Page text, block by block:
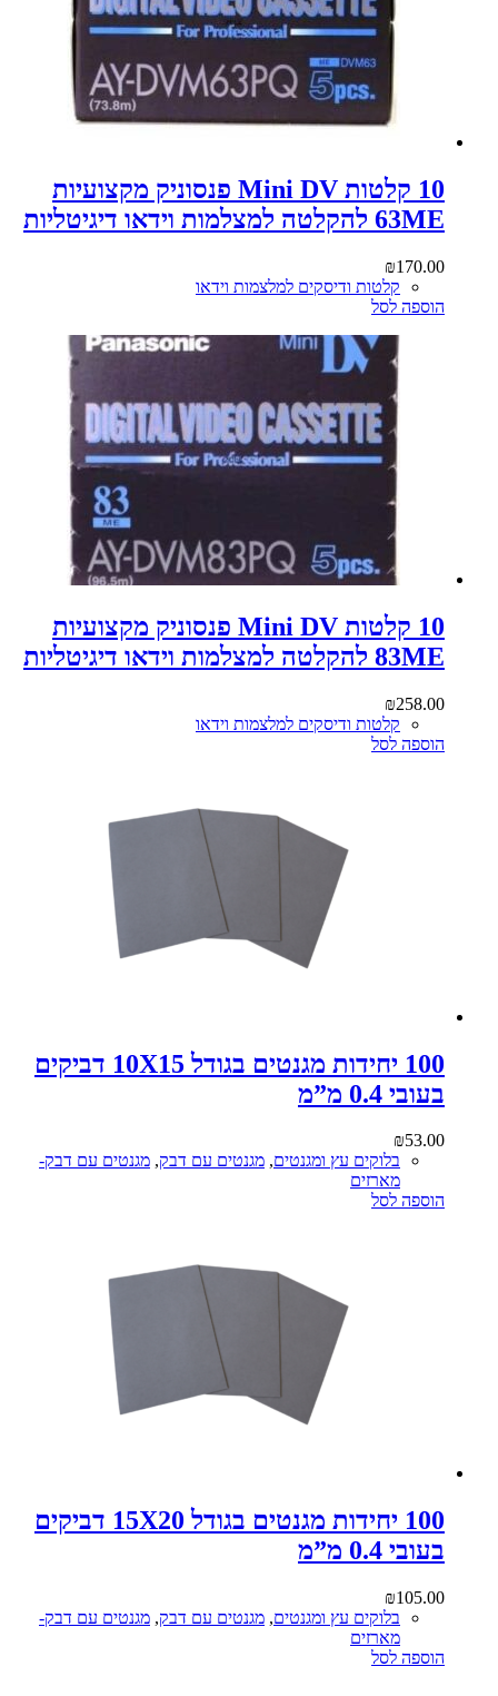
10 קלטות Mini DV פנסוניק מקצועיות
63ME להקלטה למצלמות וידאו דיגיטליות
₪170.00
קלטות ודיסקים למלצמות וידאו
הוספה לסל
10 קלטות Mini DV פנסוניק מקצועיות
83ME להקלטה למצלמות וידאו דיגיטליות
₪258.00
קלטות ודיסקים למלצמות וידאו
הוספה לסל
100 יחידות מגנטים בגודל 10X15 דביקים
בעובי 0.4 מ”מ
₪53.00
בלוקים עץ ומגנטים, מגנטים עם דבק, מגנטים עם דבק-
מארזים
הוספה לסל
100 יחידות מגנטים בגודל 15X20 דביקים
בעובי 0.4 מ”מ
₪105.00
בלוקים עץ ומגנטים, מגנטים עם דבק, מגנטים עם דבק-
מארזים
הוספה לסל